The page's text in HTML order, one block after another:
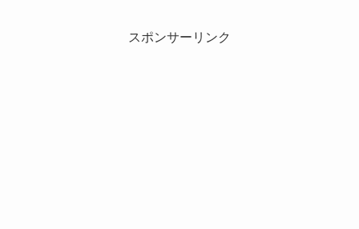
スポンサーリンク